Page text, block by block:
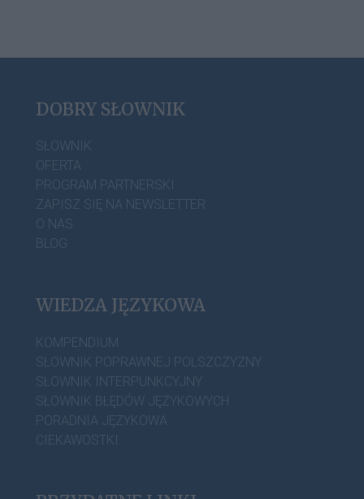
DOBRY SŁOWNIK
SŁOWNIK
OFERTA
PROGRAM PARTNERSKI
ZAPISZ SIĘ NA NEWSLETTER
O NAS
BLOG
WIEDZA JĘZYKOWA
KOMPENDIUM
SŁOWNIK POPRAWNEJ POLSZCZYZNY
SŁOWNIK INTERPUNKCYJNY
SŁOWNIK BŁĘDÓW JĘZYKOWYCH
PORADNIA JĘZYKOWA
CIEKAWOSTKI